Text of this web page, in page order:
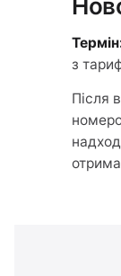
з
Після